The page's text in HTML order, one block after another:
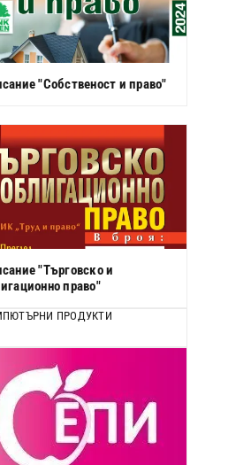
"Собственост и право"
"Търговско и
право"
ПРОДУКТИ